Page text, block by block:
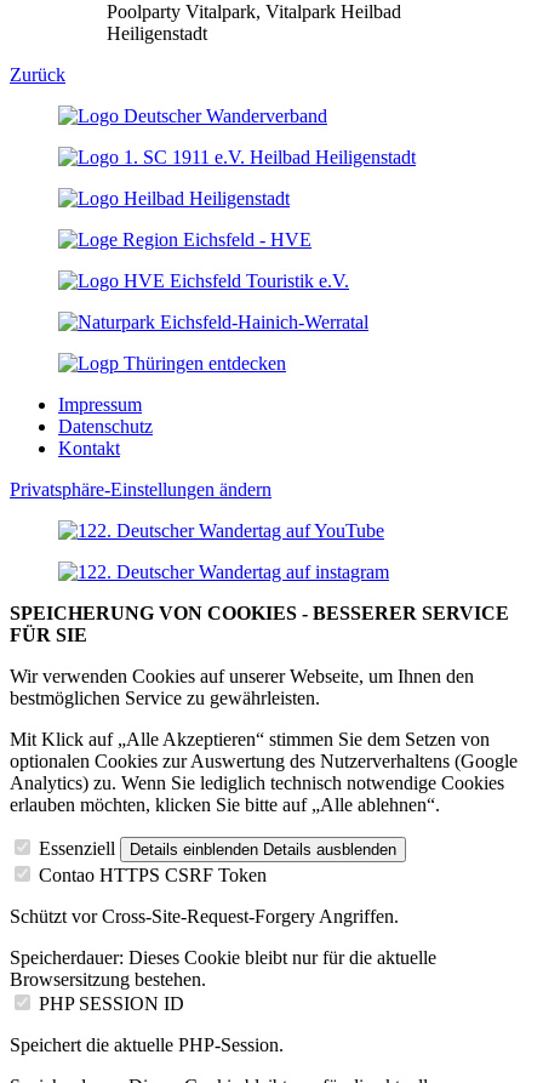
Poolparty Vitalpark, Vitalpark Heilbad
Heiligenstadt
Zurück
Impressum
Datenschutz
Kontakt
Privatsphäre-Einstellungen ändern
SPEICHERUNG VON COOKIES - BESSERER SERVICE
FÜR SIE
Wir verwenden Cookies auf unserer Webseite, um Ihnen den
bestmöglichen Service zu gewährleisten.
Mit Klick auf „Alle Akzeptieren“ stimmen Sie dem Setzen von
optionalen Cookies zur Auswertung des Nutzerverhaltens (Google
Analytics) zu. Wenn Sie lediglich technisch notwendige Cookies
erlauben möchten, klicken Sie bitte auf „Alle ablehnen“.
Essenziell Details einblenden Details ausblenden
Contao HTTPS CSRF Token
Schützt vor Cross-Site-Request-Forgery Angriffen.
Speicherdauer: Dieses Cookie bleibt nur für die aktuelle
Browsersitzung bestehen.
PHP SESSION ID
Speichert die aktuelle PHP-Session.